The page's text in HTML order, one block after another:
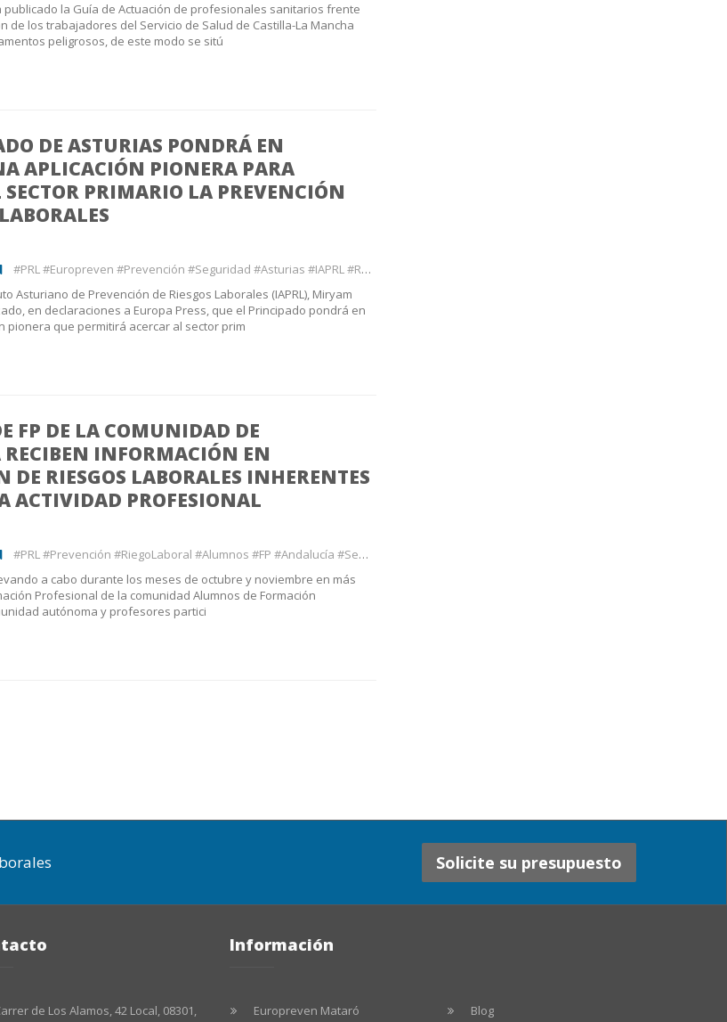
publicado la Guía de Actuación de profesionales sanitarios frente
de los trabajadores del Servicio de Salud de Castilla-La Mancha
peligrosos, de este modo se sitú
DE ASTURIAS PONDRÁ EN
APLICACIÓN PIONERA PARA
SECTOR PRIMARIO LA PREVENCIÓN
#PRL #Europreven #Prevención #Seguridad #Asturias #IAPRL #Riesgo
Asturiano de Prevención de Riesgos Laborales (IAPRL), Miryam
en declaraciones a Europa Press, que el Principado pondrá en
pionera que permitirá acercar al sector prim
FP DE LA COMUNIDAD DE
INFORMACIÓN EN
DE RIESGOS LABORALES INHERENTES
ACTIVIDAD PROFESIONAL
#PRL #Prevención #RiegoLaboral #Alumnos #FP #Andalucía #Seguridad #Formació
a cabo durante los meses de octubre y noviembre en más
Profesional de la comunidad Alumnos de Formación
autónoma y profesores partici
Solicite su presupuesto
de Los Alamos, 42 Local, 08301,
Información
Europreven Mataró Blog